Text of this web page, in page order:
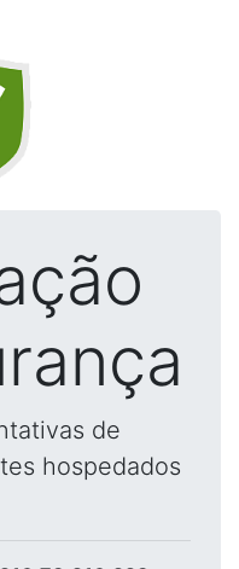
de
hospedados